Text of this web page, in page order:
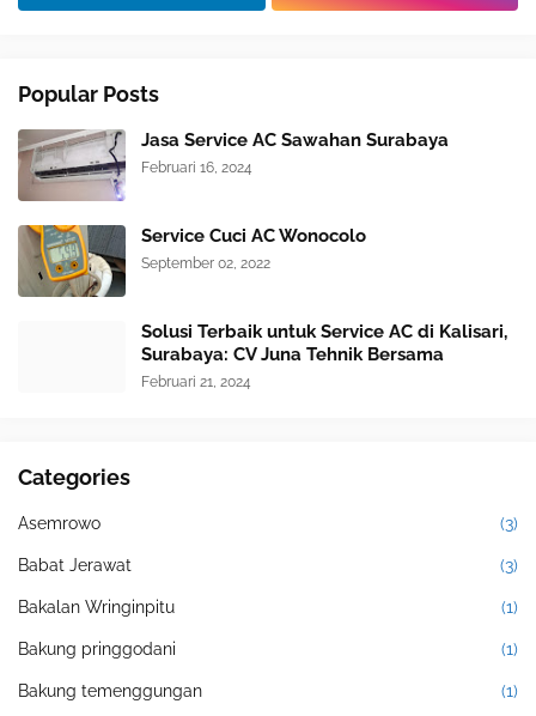
Popular Posts
Jasa Service AC Sawahan Surabaya
Februari 16, 2024
Service Cuci AC Wonocolo
September 02, 2022
Solusi Terbaik untuk Service AC di Kalisari,
Surabaya: CV Juna Tehnik Bersama
Februari 21, 2024
Categories
Asemrowo (3)
Babat Jerawat (3)
Bakalan Wringinpitu (1)
Bakung pringgodani (1)
Bakung temenggungan (1)